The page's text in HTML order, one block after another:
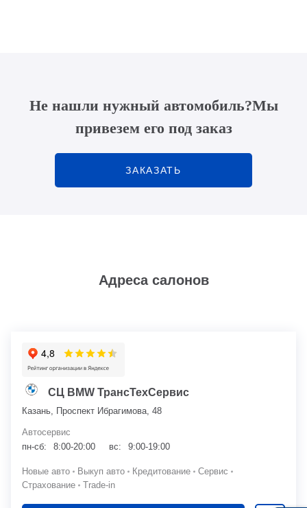
Не нашли нужный автомобиль?Мы
привезем его под заказ
ЗАКАЗАТЬ
Адреса салонов
СЦ BMW ТрансТехСервис
Казань, Проспект Ибрагимова, 48
Автосервис
пн-сб:
8:00-20:00 вс: 9:00-19:00
Новые авто Выкуп авто Кредитование
Сервис
Страхование
Trade-in